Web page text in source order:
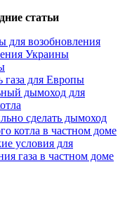
статьи
для возобновления
Украины
газа для Европы
дымоход для
сделать дымоход
котла в частном доме
условия для
газа в частном доме